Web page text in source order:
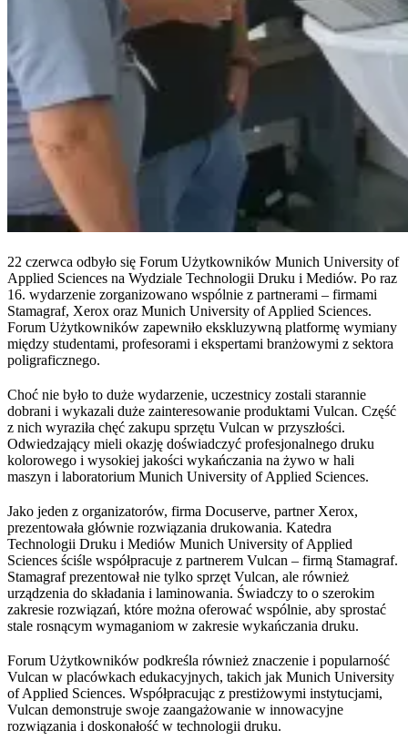
22 czerwca odbyło się Forum Użytkowników Munich University of
Applied Sciences na Wydziale Technologii Druku i Mediów. Po raz
16. wydarzenie zorganizowano wspólnie z partnerami – firmami
Stamagraf, Xerox oraz Munich University of Applied Sciences.
Forum Użytkowników zapewniło ekskluzywną platformę wymiany
między studentami, profesorami i ekspertami branżowymi z sektora
poligraficznego.
Choć nie było to duże wydarzenie, uczestnicy zostali starannie
dobrani i wykazali duże zainteresowanie produktami Vulcan. Część
z nich wyraziła chęć zakupu sprzętu Vulcan w przyszłości.
Odwiedzający mieli okazję doświadczyć profesjonalnego druku
kolorowego i wysokiej jakości wykańczania na żywo w hali
maszyn i laboratorium Munich University of Applied Sciences.
Jako jeden z organizatorów, firma Docuserve, partner Xerox,
prezentowała głównie rozwiązania drukowania. Katedra
Technologii Druku i Mediów Munich University of Applied
Sciences ściśle współpracuje z partnerem Vulcan – firmą Stamagraf.
Stamagraf prezentował nie tylko sprzęt Vulcan, ale również
urządzenia do składania i laminowania. Świadczy to o szerokim
zakresie rozwiązań, które można oferować wspólnie, aby sprostać
stale rosnącym wymaganiom w zakresie wykańczania druku.
Forum Użytkowników podkreśla również znaczenie i popularność
Vulcan w placówkach edukacyjnych, takich jak Munich University
of Applied Sciences. Współpracując z prestiżowymi instytucjami,
Vulcan demonstruje swoje zaangażowanie w innowacyjne
rozwiązania i doskonałość w technologii druku.